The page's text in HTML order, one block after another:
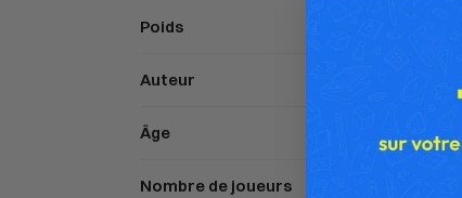
Poids
Auteur
Âge
Nombre de joueurs